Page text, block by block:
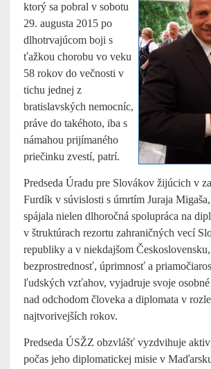
ktorý sa pobral v sobotu
29. augusta 2015 po
dlhotrvajúcom boji s
ťažkou chorobu vo veku
58 rokov do večnosti v
tichu jednej z
bratislavských nemocníc,
práve do takéhoto, iba s
námahou prijímaného
priečinku zvestí, patrí.
Predseda Úradu pre Slovákov žijúcich v
Furdík v súvislosti s úmrtím Juraja
spájala nielen dlhoročná spolupráca na
v štruktúrach rezortu zahraničných vecí
republiky a v niekdajšom
bezprostrednosť, úprimnosť a
ľudských vzťahov, vyjadruje svoje
nad odchodom človeka a diplomata v
najtvorivejších rokov.
Predseda ÚSŽZ obzvlášť vyzdvihuje
počas jeho diplomatickej misie v